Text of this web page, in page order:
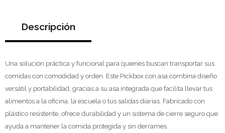
Descripción
Una solución práctica y funcional para quienes buscan transportar sus
comidas con comodidad y orden. Este Pickbox con asa combina diseño
versátil y portabilidad, gracias a su asa integrada que facilita llevar tus
alimentos a la oficina, la escuela o tus salidas diarias. Fabricado con
plástico resistente, ofrece durabilidad y un sistema de cierre seguro que
ayuda a mantener la comida protegida y sin derrames.